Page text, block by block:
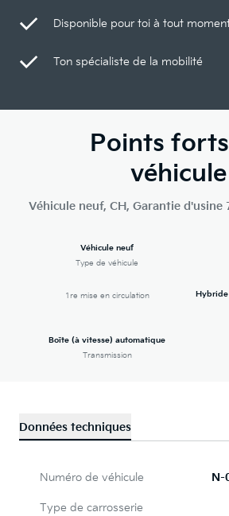
Disponible pour toi à tout
Ton spécialiste de la mobilité
Points
véhicule
Véhicule neuf, CH, Garantie d'usine
Véhicule neuf
Type de véhicule
1re mise en circulation
Boîte (à vitesse) automatique
Transmission
Données techniques
Numéro de véhicule N-
Type de carrosserie